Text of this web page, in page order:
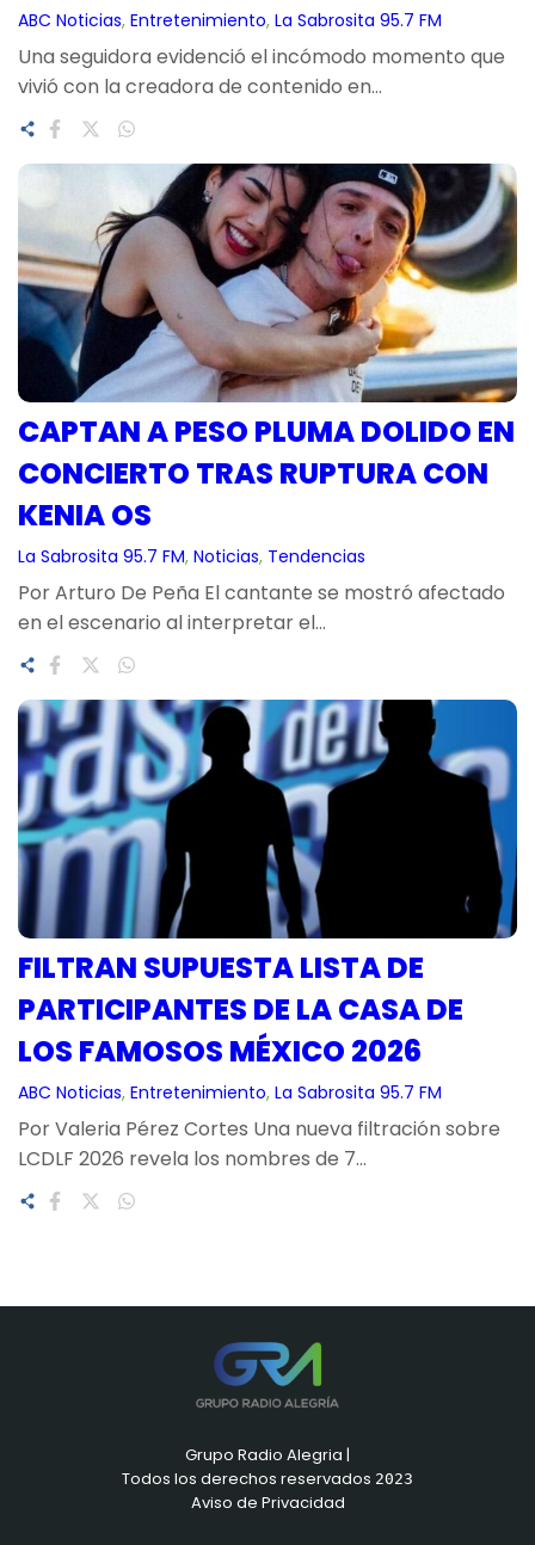
ABC Noticias, Entretenimiento, La Sabrosita 95.7 FM
Una seguidora evidenció el incómodo momento que
vivió con la creadora de contenido en…
CAPTAN A PESO PLUMA DOLIDO EN
CONCIERTO TRAS RUPTURA CON
KENIA OS
La Sabrosita 95.7 FM, Noticias, Tendencias
Por Arturo De Peña El cantante se mostró afectado
en el escenario al interpretar el…
FILTRAN SUPUESTA LISTA DE
PARTICIPANTES DE LA CASA DE
LOS FAMOSOS MÉXICO 2026
ABC Noticias, Entretenimiento, La Sabrosita 95.7 FM
Por Valeria Pérez Cortes Una nueva filtración sobre
LCDLF 2026 revela los nombres de 7…
Grupo Radio Alegria |
Todos los derechos reservados 2023
Aviso de Privacidad